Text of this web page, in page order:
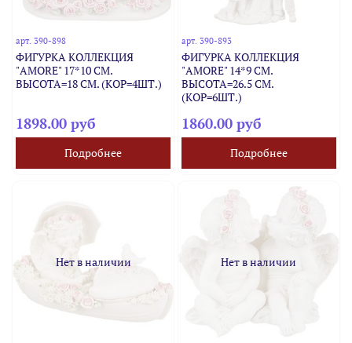
арт.390-898
ФИГУРКА КОЛЛЕКЦИЯ
"AMORE" 17*10 СМ.
ВЫСОТА=18 СМ. (КОР=4ШТ.)
1898.00 руб
Подробнее
арт. 390-893
ФИГУРКА КОЛЛЕКЦИЯ
"AMORE" 14*9 СМ.
ВЫСОТА=26.5 СМ.
(КОР=6ШТ.)
1860.00 руб
Подробнее
Нет в наличии Нет в наличии